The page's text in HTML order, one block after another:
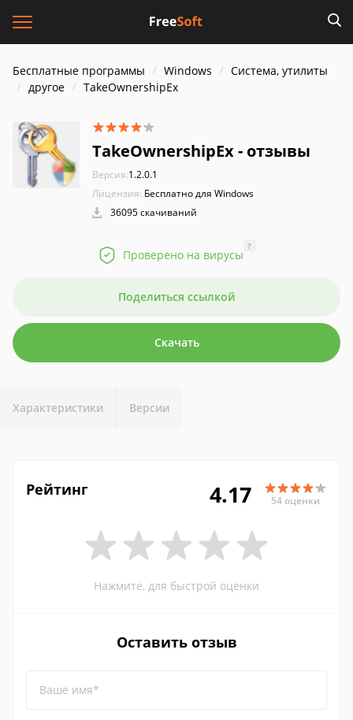
Бесплатные программы Windows
Система, утилиты
другое
TakeOwnershipEx
TakeOwnershipEx - отзывы
Версия:1.2.0.1
Лицензия: Бесплатно для Windows
36095 скачиваний
Проверено на вирусы
?
Поделиться ссылкой
Скачать
Характеристики Версии
Рейтинг 4.17 54 оценки
Нажмите, для быстрой оценки
Оставить отзыв
Ваше имя*